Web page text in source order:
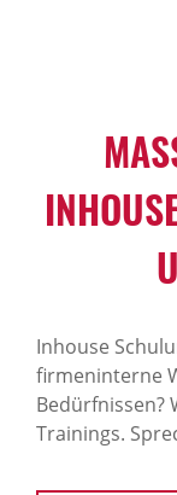
Inhouse
firmeninterne
Bedürfnissen?
Trainings.